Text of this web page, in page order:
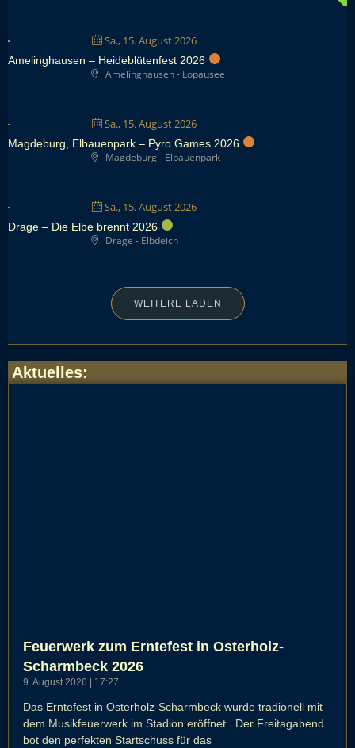
Sa., 15. August 2026
Amelinghausen – Heideblütenfest 2026
Amelinghausen - Lopausee
Sa., 15. August 2026
Magdeburg, Elbauenpark – Pyro Games 2026
Magdeburg - Elbauenpark
Sa., 15. August 2026
Drage – Die Elbe brennt 2026
Drage - Elbdeich
WEITERE LADEN
Aktuelles:
Feuerwerk zum Erntefest in Osterholz-
Scharmbeck 2026
9. August 2026 17:27
Das Erntefest in Osterholz-Scharmbeck wurde tradionell mit
dem Musikfeuerwerk im Stadion eröffnet. Der Freitagabend
bot den perfekten Startschuss für das